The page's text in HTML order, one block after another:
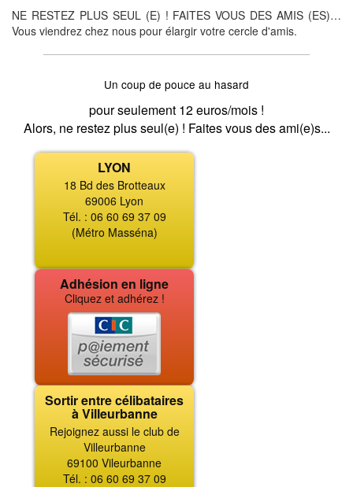
NE RESTEZ PLUS SEUL (E) ! FAITES VOUS DES AMIS (ES)…
Vous viendrez chez nous pour élargir votre cercle d'amis.
Un coup de pouce au hasard
pour seulement 12 euros/mois !
Alors, ne restez plus seul(e) ! Faites vous des ami(e)s...
LYON
18 Bd des Brotteaux
69006 Lyon
Tél. : 06 60 69 37 09
(Métro Masséna)
Adhésion en ligne
Cliquez et adhérez !
Sortir entre célibataires
à Villeurbanne
Rejoignez aussi le club de
Villeurbanne
69100 Vileurbanne
Tél. : 06 60 69 37 09